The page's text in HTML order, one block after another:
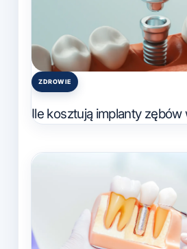
Posted
ZDROWIE
Ile kosztują implanty